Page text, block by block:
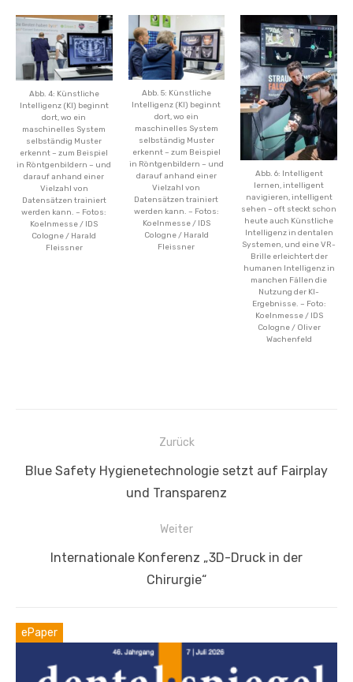
Abb. 4: Künstliche
Intelligenz (KI) beginnt
dort, wo ein
maschinelles System
selbständig Muster
erkennt – zum Beispiel
in Röntgenbildern – und
darauf anhand einer
Vielzahl von
Datensätzen trainiert
werden kann. – Fotos:
Koelnmesse / IDS
Cologne / Harald
Fleissner
Abb. 5: Künstliche
Intelligenz (KI) beginnt
dort, wo ein
maschinelles System
selbständig Muster
erkennt – zum Beispiel
in Röntgenbildern – und
darauf anhand einer
Vielzahl von
Datensätzen trainiert
werden kann. – Fotos:
Koelnmesse / IDS
Cologne / Harald
Fleissner
Abb. 6: Intelligent
lernen, intelligent
navigieren, intelligent
sehen – oft steckt schon
heute auch Künstliche
Intelligenz in dentalen
Systemen, und eine VR-
Brille erleichtert der
humanen Intelligenz in
manchen Fällen die
Nutzung der KI-
Ergebnisse. – Foto:
Koelnmesse / IDS
Cologne / Oliver
Wachenfeld
Beitragsnavigation
Zurück
Vorheriger
Blue Safety Hygienetechnologie setzt auf Fairplay
und Transparenz
Weiter
NächsterInternationale Konferenz „3D-Druck in der
Chirurgie“
ePaper